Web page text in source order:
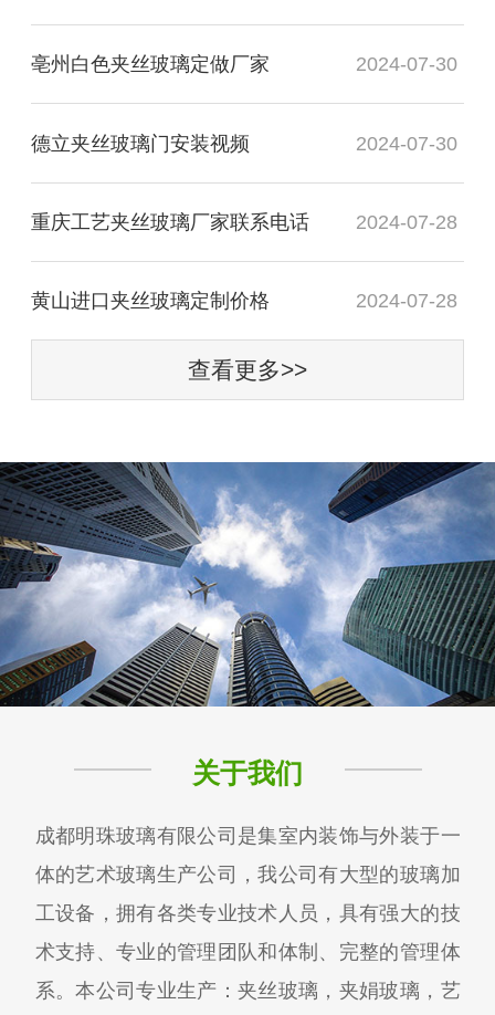
亳州白色夹丝玻璃定做厂家 2024-07-30
德立夹丝玻璃门安装视频 2024-07-30
重庆工艺夹丝玻璃厂家联系电话 2024-07-28
黄山进口夹丝玻璃定制价格 2024-07-28
查看更多>>
关于我们
成都明珠玻璃有限公司是集室内装饰与外装于一
体的艺术玻璃生产公司，我公司有大型的玻璃加
工设备，拥有各类专业技术人员，具有强大的技
术支持、专业的管理团队和体制、完整的管理体
系。本公司专业生产：夹丝玻璃，夹娟玻璃，艺